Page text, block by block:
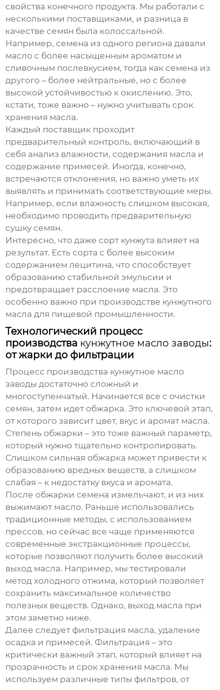
свойства конечного продукта. Мы работали с
несколькими поставщиками, и разница в
качестве семян была колоссальной.
Например, семена из одного региона давали
масло с более насыщенным ароматом и
сливочным послевкусием, тогда как семена из
другого – более нейтральные, но с более
высокой устойчивостью к окислению. Это,
кстати, тоже важно – нужно учитывать срок
хранения масла.
Каждый поставщик проходит
предварительный контроль, включающий в
себя анализ влажности, содержания масла и
содержание примесей. Иногда, конечно,
встречаются отклонения, но важно уметь их
выявлять и принимать соответствующие меры.
Например, если влажность слишком высокая,
необходимо проводить предварительную
сушку семян.
Интересно, что даже сорт кунжута влияет на
результат. Есть сорта с более высоким
содержанием лецитина, что способствует
образованию стабильной эмульсии и
предотвращает расслоение масла. Это
особенно важно при производстве кунжутного
масла для пищевой промышленности.
Технологический процесс
производства кунжутное масло заводы:
от жарки до фильтрации
Процесс производства кунжутное масло
заводы достаточно сложный и
многоступенчатый. Начинается все с очистки
семян, затем идет обжарка. Это ключевой этап,
от которого зависит цвет, вкус и аромат масла.
Степень обжарки – это тоже важный параметр,
который нужно тщательно контролировать.
Слишком сильная обжарка может привести к
образованию вредных веществ, а слишком
слабая – к недостатку вкуса и аромата.
После обжарки семена измельчают, и из них
выжимают масло. Раньше использовались
традиционные методы, с использованием
прессов, но сейчас все чаще применяются
современные экстракционные процессы,
которые позволяют получить более высокий
выход масла. Например, мы тестировали
метод холодного отжима, который позволяет
сохранить максимальное количество
полезных веществ. Однако, выход масла при
этом заметно ниже.
Далее следует фильтрация масла, удаление
осадка и примесей. Фильтрация – это
критически важный этап, который влияет на
прозрачность и срок хранения масла. Мы
используем различные типы фильтров, от